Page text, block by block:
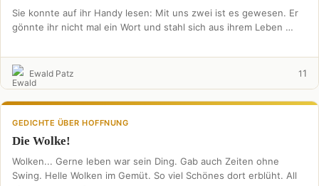
Sie konnte auf ihr Handy lesen: Mit uns zwei ist es gewesen. Er
gönnte ihr nicht mal ein Wort und stahl sich aus ihrem Leben …
Ewald Patz 11
GEDICHTE ÜBER HOFFNUNG
Die Wolke!
Wolken... Gerne leben war sein Ding. Gab auch Zeiten ohne
Swing. Helle Wolken im Gemüt. So viel Schönes dort erblüht. All